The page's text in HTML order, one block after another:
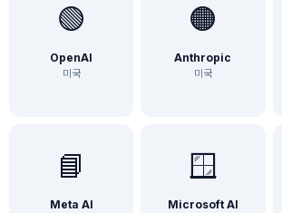
🟢
OpenAI
미국
🟠
Anthropic
미국
📘
Meta AI
🪟
Microsoft AI